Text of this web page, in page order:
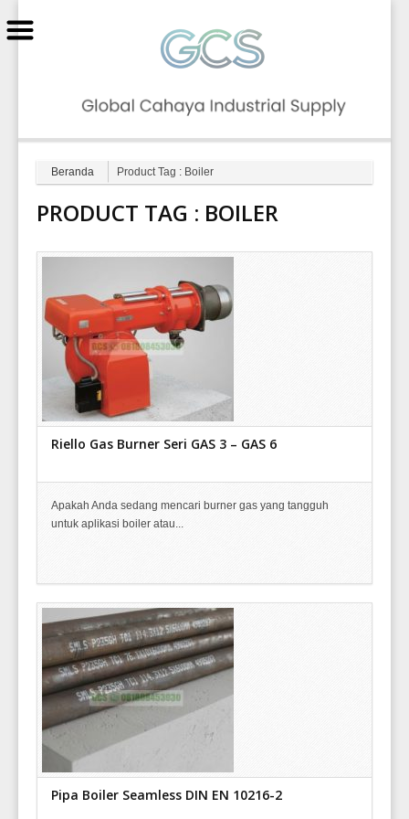
Beranda Product Tag : Boiler
PRODUCT TAG : BOILER
Riello Gas Burner Seri GAS 3 – GAS 6
Apakah Anda sedang mencari burner gas yang tangguh
untuk aplikasi boiler atau...
Pipa Boiler Seamless DIN EN 10216-2